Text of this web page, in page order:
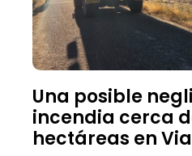
Una posible
incendia cerca
hectáreas en